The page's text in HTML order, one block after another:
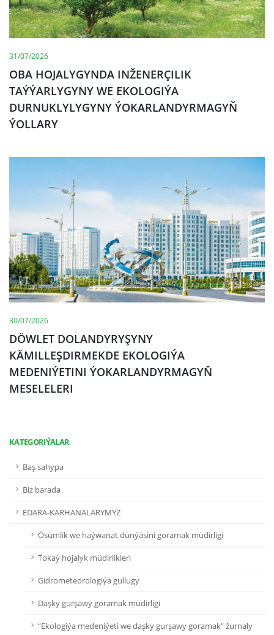
31/07/2026
OBA HOJALYGYNDA INŽENERÇILIK
TAÝÝARLYGYNY WE EKOLOGIÝA
DURNUKLYLYGYNY ÝOKARLANDYRMAGYŇ
ÝOLLARY
30/07/2026
DÖWLET DOLANDYRYŞYNY
KÄMILLEŞDIRMEKDE EKOLOGIÝA
MEDENIÝETINI ÝOKARLANDYRMAGYŇ
MESELELERI
KATEGORIÝALAR
Baş sahypa
Biz barada
EDARA-KÄRHANALARYMYZ
Ösümlik we haýwanat dünýäsini goramak müdirligi
Tokaý hojalyk müdirlikleri
Gidrometeorologiýa gullugy
Daşky gurşawy goramak müdirligi
“Ekologiýa medeniýeti we daşky gurşawy goramak” žurnaly